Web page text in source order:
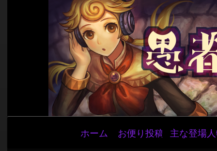
ホーム お便り投稿 主な登場